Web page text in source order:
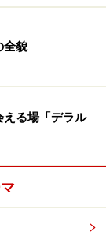
全貌
る場「デラル